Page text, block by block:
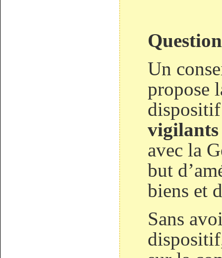
Un
propose
vigilants
avec la
but
biens et
Sans